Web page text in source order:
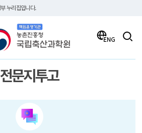
누리집입니다.
책임운영기관 농촌진흥청 국립축산과학원
전문지투고